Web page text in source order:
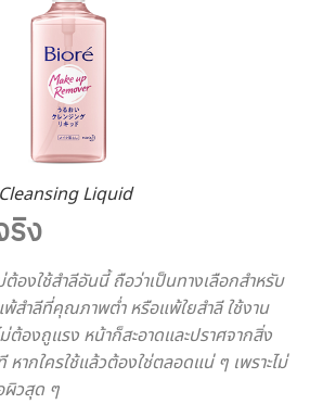
Liquid
ริง
องใช้สำลีอันนี้ ถือว่าเป็นทางเลือกสำหรับ
สำลีที่คุณภาพต่ำ หรือแพ้ใยสำลี ใช้งาน
ต้องถูแรง หน้าก็สะอาดและปราศจากสิ่ง
ากใครใช้แล้วต้องใช่ตลอดแน่ ๆ เพราะไม่
ผิวสุด ๆ